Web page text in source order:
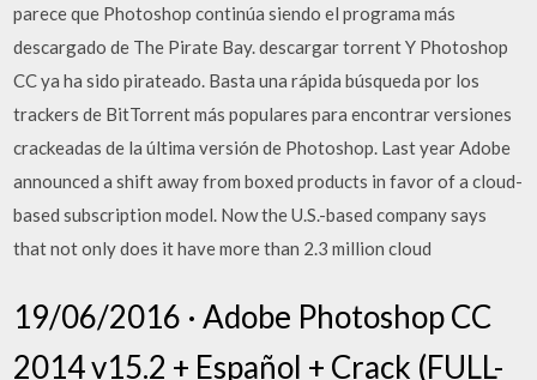
parece que Photoshop continúa siendo el programa más
descargado de The Pirate Bay. descargar torrent Y Photoshop
CC ya ha sido pirateado. Basta una rápida búsqueda por los
trackers de BitTorrent más populares para encontrar versiones
crackeadas de la última versión de Photoshop. Last year Adobe
announced a shift away from boxed products in favor of a cloud-
based subscription model. Now the U.S.-based company says
that not only does it have more than 2.3 million cloud
19/06/2016 · Adobe Photoshop CC
2014 v15.2 + Español + Crack (FULL-